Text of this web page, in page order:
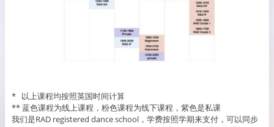
* 以上课程均按照英国时间计算
** 蓝色课程为线上课程，粉色课程为线下课程，紫色是私课
我们是RAD registered dance school，学费按照学期来支付，可以同步